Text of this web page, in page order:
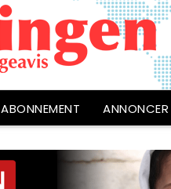
ABONNEMENT ANNONCER